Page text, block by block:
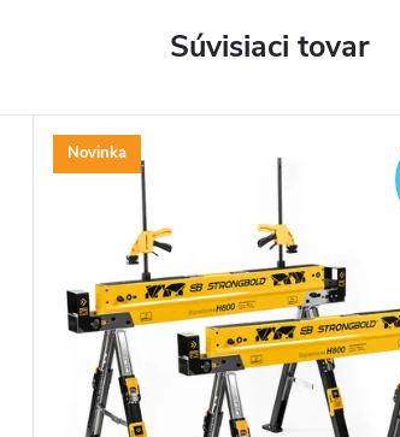
Súvisiaci tovar
Novinka